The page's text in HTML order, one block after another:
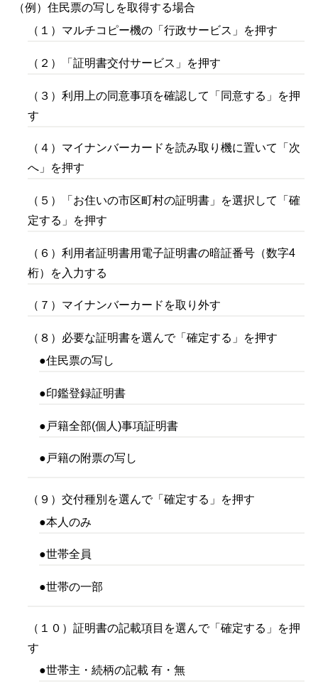
（例）住民票の写しを取得する場合
（１）マルチコピー機の「行政サービス」を押す
（２）「証明書交付サービス」を押す
（３）利用上の同意事項を確認して「同意する」を押
す
（４）マイナンバーカードを読み取り機に置いて「次
へ」を押す
（５）「お住いの市区町村の証明書」を選択して「確
定する」を押す
（６）利用者証明書用電子証明書の暗証番号（数字4
桁）を入力する
（７）マイナンバーカードを取り外す
（８）必要な証明書を選んで「確定する」を押す
●住民票の写し
●印鑑登録証明書
●戸籍全部(個人)事項証明書
●戸籍の附票の写し
（９）交付種別を選んで「確定する」を押す
●本人のみ
●世帯全員
●世帯の一部
（１０）証明書の記載項目を選んで「確定する」を押
す
●世帯主・続柄の記載 有・無